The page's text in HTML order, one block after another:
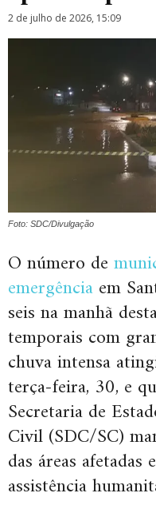
2 de julho de 2026, 15:09
Foto: SDC/Divulgação
O número de
emergênciaem
seis na manhã
temporais com
chuva intensa
terça-feira, 30, e
Secretaria de
Civil (SDC/SC)
das áreas
assistência